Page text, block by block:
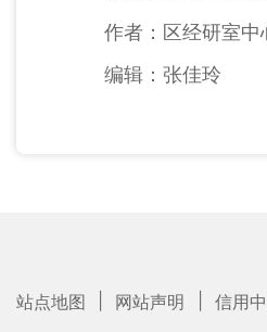
作者：区经研室中
编辑：张佳玲
站点地图 网站声明 信用